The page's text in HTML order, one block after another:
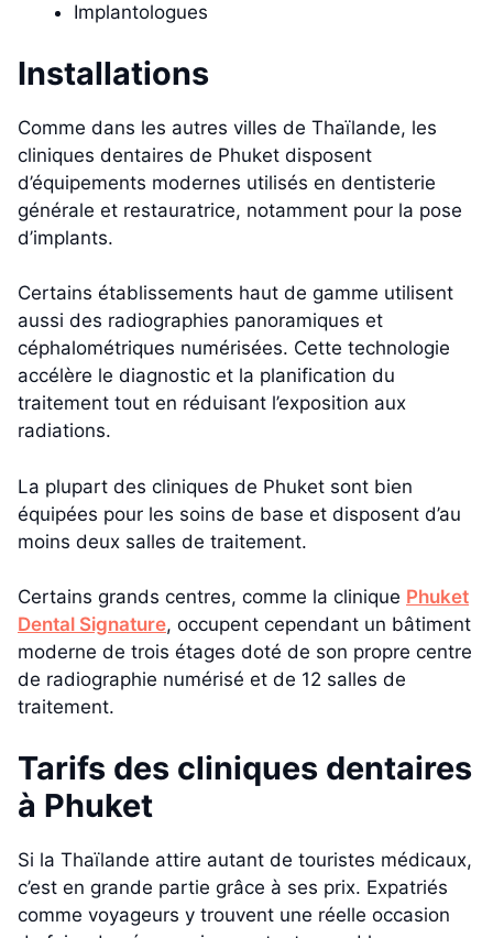
Implantologues
Installations
Comme dans les autres villes de Thaïlande, les
cliniques dentaires de Phuket disposent
d’équipements modernes utilisés en dentisterie
générale et restauratrice, notamment pour la pose
d’implants.
Certains établissements haut de gamme utilisent
aussi des radiographies panoramiques et
céphalométriques numérisées. Cette technologie
accélère le diagnostic et la planification du
traitement tout en réduisant l’exposition aux
radiations.
La plupart des cliniques de Phuket sont bien
équipées pour les soins de base et disposent d’au
moins deux salles de traitement.
Certains grands centres, comme la clinique Phuket
Dental Signature, occupent cependant un bâtiment
moderne de trois étages doté de son propre centre
de radiographie numérisé et de 12 salles de
traitement.
Tarifs des cliniques dentaires
à Phuket
Si la Thaïlande attire autant de touristes médicaux,
c’est en grande partie grâce à ses prix. Expatriés
comme voyageurs y trouvent une réelle occasion